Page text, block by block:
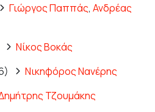
Γιώργος Παππάς, Ανδρέας
Νίκος Βοκάς
Νικηφόρος Νανέρης
Τζουμάκης